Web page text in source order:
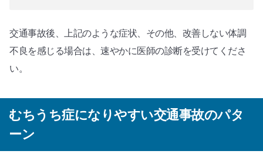
交通事故後、上記のような症状、その他、改善しない体調
不良を感じる場合は、速やかに医師の診断を受けてくださ
い。
むちうち症になりやすい交通事故のパタ
ーン